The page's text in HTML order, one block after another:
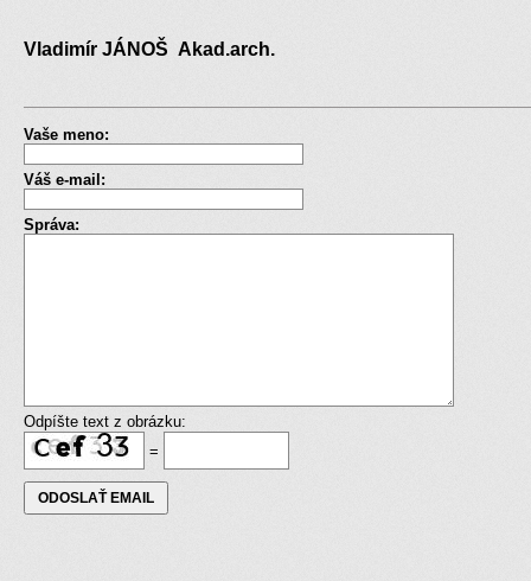
Vladimír JÁNOŠ Akad.arch.
Vaše meno:
Váš e-mail:
Správa:
Odpíšte text z obrázku:
=